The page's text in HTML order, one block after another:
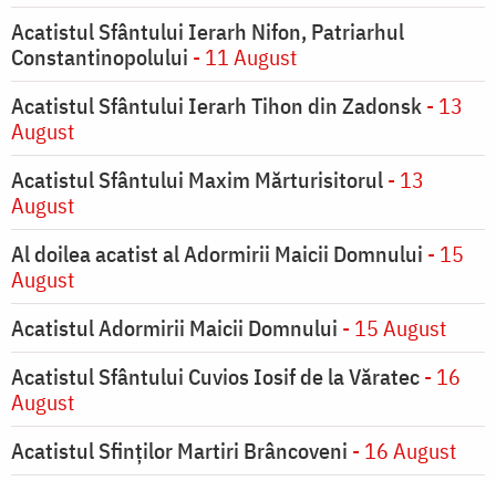
Acatistul Sfântului Ierarh Nifon, Patriarhul
Constantinopolului - 11 August
Acatistul Sfântului Ierarh Tihon din Zadonsk- 13
August
Acatistul Sfântului Maxim Mărturisitorul- 13
August
Al doilea acatist al Adormirii Maicii Domnului - 15
August
Acatistul Adormirii Maicii Domnului - 15 August
Acatistul Sfântului Cuvios Iosif de la Văratec- 16
August
Acatistul Sfinților Martiri Brâncoveni - 16 August